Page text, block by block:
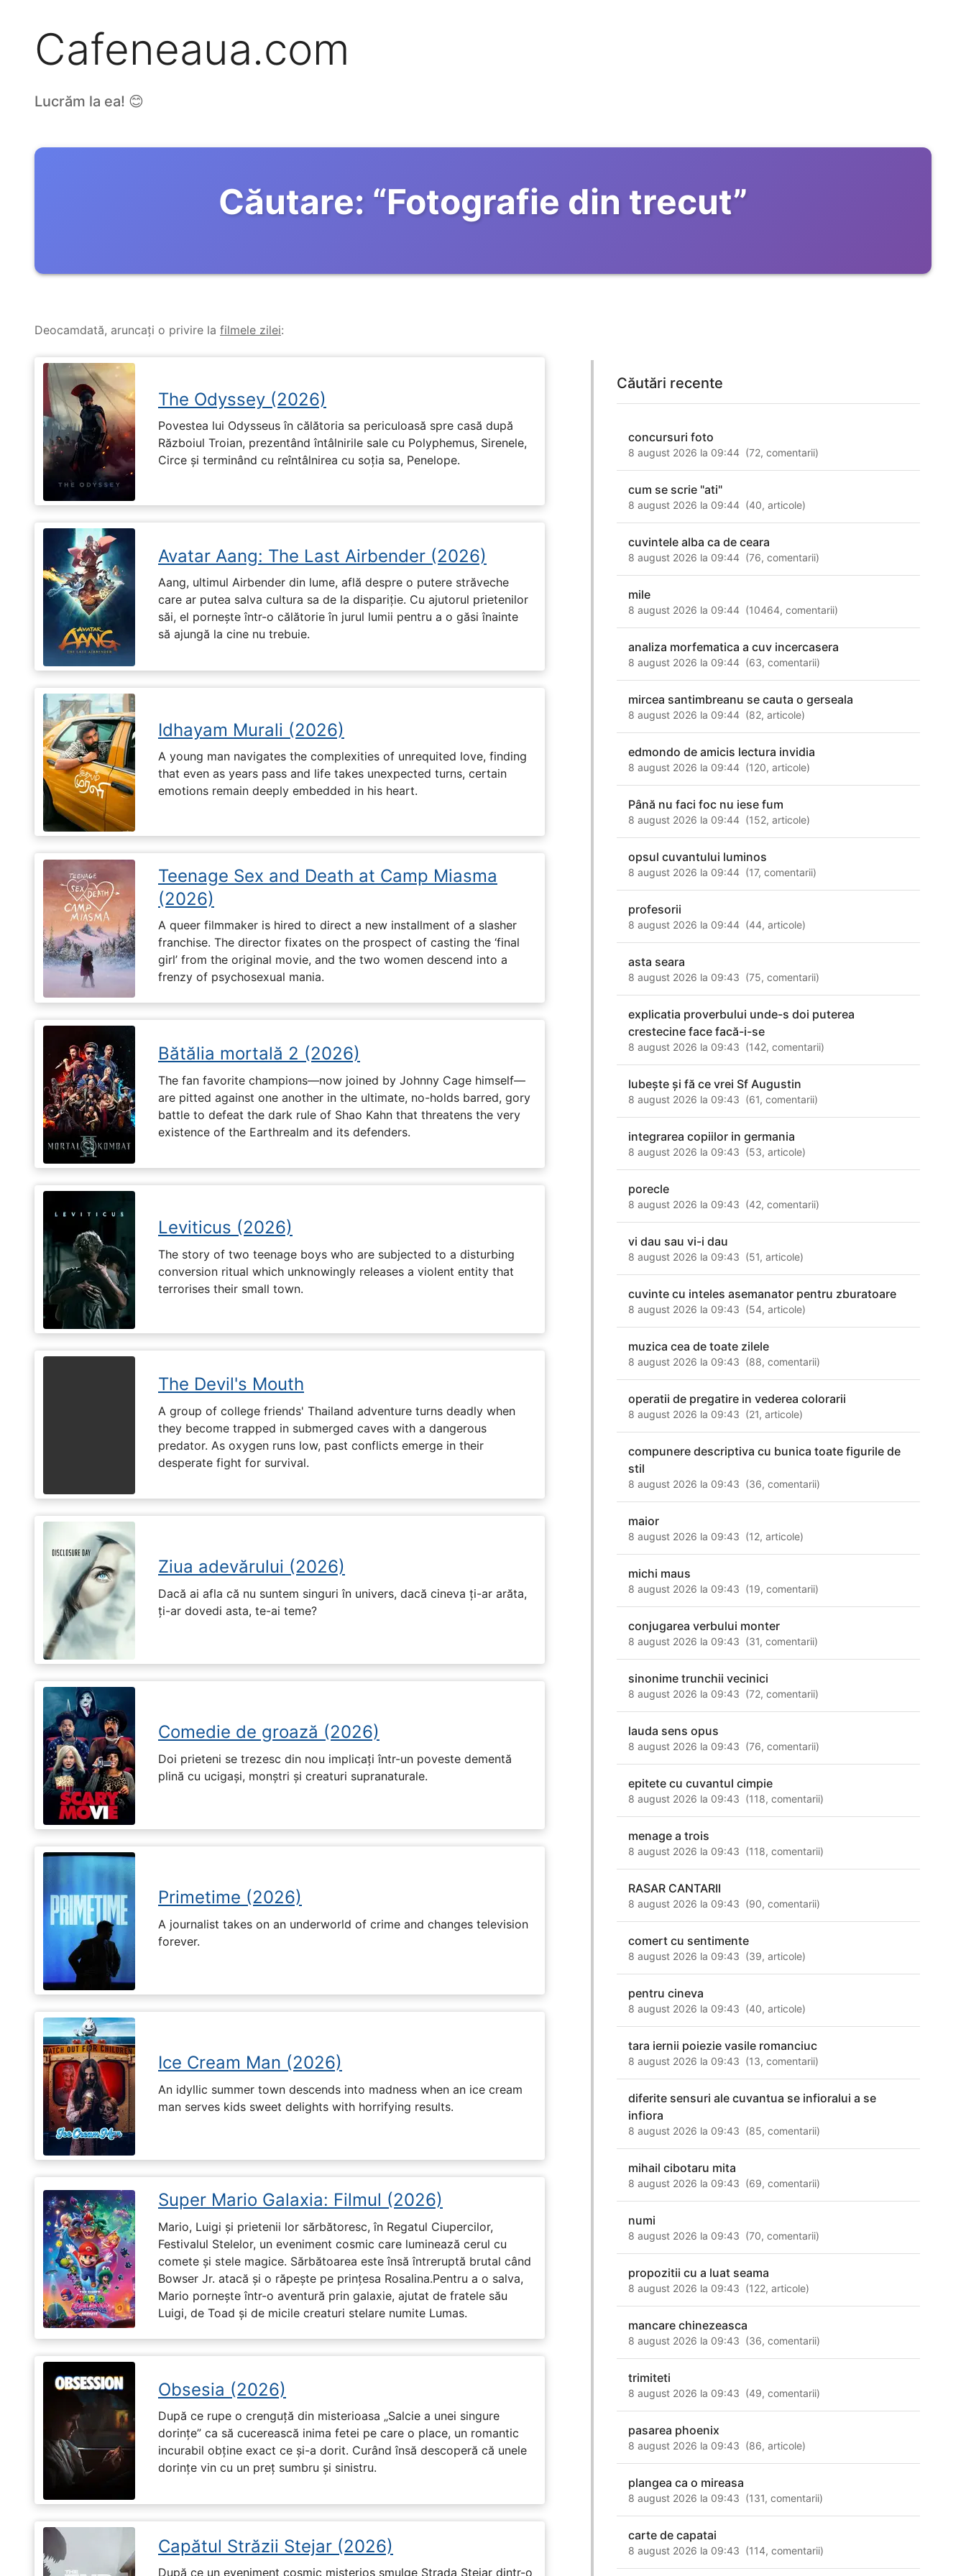
Cafeneaua.com
Lucrăm la ea! 😊
Căutare: “Fotografie din trecut”
Deocamdată, aruncați o privire la filmele zilei:
The Odyssey (2026)
Povestea lui Odysseus în călătoria sa periculoasă spre casă după
Războiul Troian, prezentând întâlnirile sale cu Polyphemus, Sirenele,
Circe și terminând cu reîntâlnirea cu soția sa, Penelope.
Avatar Aang: The Last Airbender (2026)
Aang, ultimul Airbender din lume, află despre o putere străveche
care ar putea salva cultura sa de la dispariție. Cu ajutorul prietenilor
săi, el pornește într-o călătorie în jurul lumii pentru a o găsi înainte
să ajungă la cine nu trebuie.
Idhayam Murali (2026)
A young man navigates the complexities of unrequited love, finding
that even as years pass and life takes unexpected turns, certain
emotions remain deeply embedded in his heart.
Teenage Sex and Death at Camp Miasma
(2026)
A queer filmmaker is hired to direct a new installment of a slasher
franchise. The director fixates on the prospect of casting the ‘final
girl’ from the original movie, and the two women descend into a
frenzy of psychosexual mania.
Bătălia mortală 2 (2026)
The fan favorite champions—now joined by Johnny Cage himself—
are pitted against one another in the ultimate, no-holds barred, gory
battle to defeat the dark rule of Shao Kahn that threatens the very
existence of the Earthrealm and its defenders.
Leviticus (2026)
The story of two teenage boys who are subjected to a disturbing
conversion ritual which unknowingly releases a violent entity that
terrorises their small town.
The Devil's Mouth
A group of college friends' Thailand adventure turns deadly when
they become trapped in submerged caves with a dangerous
predator. As oxygen runs low, past conflicts emerge in their
desperate fight for survival.
Ziua adevărului (2026)
Dacă ai afla că nu suntem singuri în univers, dacă cineva ți-ar arăta,
ți-ar dovedi asta, te-ai teme?
Comedie de groază (2026)
Doi prieteni se trezesc din nou implicați într-un poveste dementă
plină cu ucigași, monștri și creaturi supranaturale.
Primetime (2026)
A journalist takes on an underworld of crime and changes television
forever.
Ice Cream Man (2026)
An idyllic summer town descends into madness when an ice cream
man serves kids sweet delights with horrifying results.
Super Mario Galaxia: Filmul (2026)
Mario, Luigi și prietenii lor sărbătoresc, în Regatul Ciupercilor,
Festivalul Stelelor, un eveniment cosmic care luminează cerul cu
comete și stele magice. Sărbătoarea este însă întreruptă brutal când
Bowser Jr. atacă și o răpește pe prinţesa Rosalina.Pentru a o salva,
Mario pornește într-o aventură prin galaxie, ajutat de fratele său
Luigi, de Toad și de micile creaturi stelare numite Lumas.
Obsesia (2026)
După ce rupe o crenguță din misterioasa „Salcie a unei singure
dorințe” ca să cucerească inima fetei pe care o place, un romantic
incurabil obține exact ce și-a dorit. Curând însă descoperă că unele
dorințe vin cu un preț sumbru și sinistru.
Capătul Străzii Stejar (2026)
După ce un eveniment cosmic misterios smulge Strada Stejar dintr-o
Căutări recente
concursuri foto
8 august 2026 la 09:44 (72,comentarii)
cum se scrie "ati"
8 august 2026 la 09:44 (40,articole)
cuvintele alba ca de ceara
8 august 2026 la 09:44 (76,comentarii)
mile
8 august 2026 la 09:44 (10464,comentarii)
analiza morfematica a cuv incercasera
8 august 2026 la 09:44 (63,comentarii)
mircea santimbreanu se cauta o gerseala
8 august 2026 la 09:44 (82,articole)
edmondo de amicis lectura invidia
8 august 2026 la 09:44 (120,articole)
Până nu faci foc nu iese fum
8 august 2026 la 09:44 (152,articole)
opsul cuvantului luminos
8 august 2026 la 09:44 (17,comentarii)
profesorii
8 august 2026 la 09:44 (44,articole)
asta seara
8 august 2026 la 09:43 (75,comentarii)
explicatia proverbului unde-s doi puterea
crestecine face facă-i-se
8 august 2026 la 09:43 (142,comentarii)
Iubeşte şi fă ce vrei Sf Augustin
8 august 2026 la 09:43 (61,comentarii)
integrarea copiilor in germania
8 august 2026 la 09:43 (53,articole)
porecle
8 august 2026 la 09:43 (42,comentarii)
vi dau sau vi-i dau
8 august 2026 la 09:43 (51,articole)
cuvinte cu inteles asemanator pentru zburatoare
8 august 2026 la 09:43 (54,articole)
muzica cea de toate zilele
8 august 2026 la 09:43 (88,comentarii)
operatii de pregatire in vederea colorarii
8 august 2026 la 09:43 (21,articole)
compunere descriptiva cu bunica toate figurile de
stil
8 august 2026 la 09:43 (36,comentarii)
maior
8 august 2026 la 09:43 (12,articole)
michi maus
8 august 2026 la 09:43 (19,comentarii)
conjugarea verbului monter
8 august 2026 la 09:43 (31,comentarii)
sinonime trunchii vecinici
8 august 2026 la 09:43 (72,comentarii)
lauda sens opus
8 august 2026 la 09:43 (76,comentarii)
epitete cu cuvantul cimpie
8 august 2026 la 09:43 (118,comentarii)
menage a trois
8 august 2026 la 09:43 (118,comentarii)
RASAR CANTARII
8 august 2026 la 09:43 (90,comentarii)
comert cu sentimente
8 august 2026 la 09:43 (39,articole)
pentru cineva
8 august 2026 la 09:43 (40,articole)
tara iernii poiezie vasile romanciuc
8 august 2026 la 09:43 (13,comentarii)
diferite sensuri ale cuvantua se infioralui a se
infiora
8 august 2026 la 09:43 (85,comentarii)
mihail cibotaru mita
8 august 2026 la 09:43 (69,comentarii)
numi
8 august 2026 la 09:43 (70,comentarii)
propozitii cu a luat seama
8 august 2026 la 09:43 (122,articole)
mancare chinezeasca
8 august 2026 la 09:43 (36,comentarii)
trimiteti
8 august 2026 la 09:43 (49,comentarii)
pasarea phoenix
8 august 2026 la 09:43 (86,articole)
plangea ca o mireasa
8 august 2026 la 09:43 (131,comentarii)
carte de capatai
8 august 2026 la 09:43 (114,comentarii)